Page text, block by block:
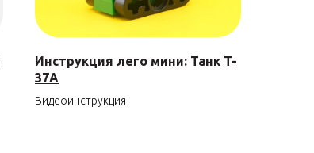
Инструкция лего мини: Танк T-
37A
Видеоинструкция